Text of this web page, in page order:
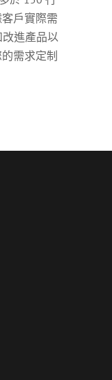
戶實際需
進產品以
需求定制